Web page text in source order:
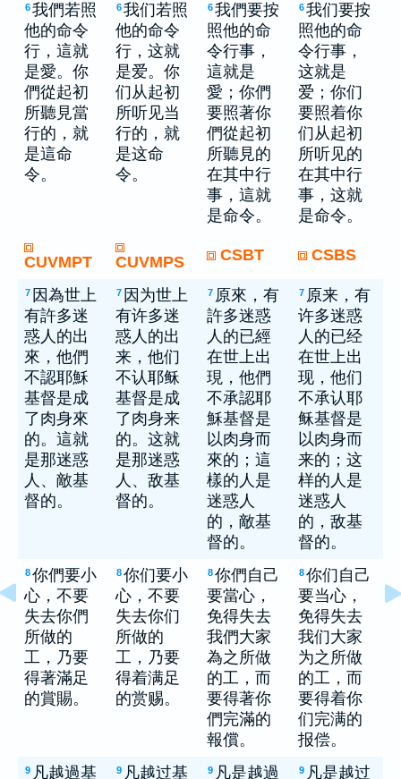
6我們若照
他的命令
行，這就
是愛。你
們從起初
所聽見當
行的，就
是這命
令。
6我们若照
他的命令
行，这就
是爱。你
们从起初
所听见当
行的，就
是这命
令。
6我們要按
照他的命
令行事，
這就是
愛；你們
要照著你
們從起初
所聽見的
在其中行
事，這就
是命令。
6我们要按
照他的命
令行事，
这就是
爱；你们
要照着你
们从起初
所听见的
在其中行
事，这就
是命令。
CUVMPT CUVMPS CSBT CSBS
7 因為世上
有許多迷
惑人的出
來，他們
不認耶穌
基督是成
了肉身來
的。這就
是那迷惑
人、敵基
督的。
7 因为世上
有许多迷
惑人的出
来，他们
不认耶稣
基督是成
了肉身来
的。这就
是那迷惑
人、敌基
督的。
7 原來，有
許多迷惑
人的已經
在世上出
現，他們
不承認耶
穌基督是
以肉身而
來的；這
樣的人是
迷惑人
的，敵基
督的。
7 原来，有
许多迷惑
人的已经
在世上出
现，他们
不承认耶
稣基督是
以肉身而
来的；这
样的人是
迷惑人
的，敌基
督的。
8你們要小
心，不要
失去你們
所做的
工，乃要
得著滿足
的賞賜。
8你们要小
心，不要
失去你们
所做的
工，乃要
得着满足
的赏赐。
8你們自己
要當心，
免得失去
我們大家
為之所做
的工，而
要得著你
們完滿的
報償。
8你们自己
要当心，
免得失去
我们大家
为之所做
的工，而
要得着你
们完满的
报偿。
9 凡越過基 9 凡越过基 9 凡是越過 9 凡是越过